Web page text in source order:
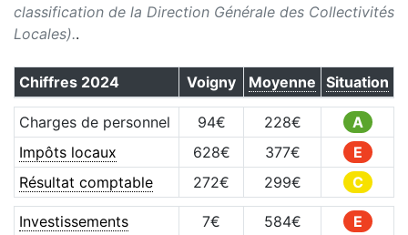
classification de la Direction Générale des Collectivités
Locales)..
Chiffres 2024 Voigny Moyenne Situation
Charges de personnel 94€ 228€
A
Impôts locaux
628€ 377€
E
Résultat comptable
272€ 299€ C
Investissements 7€ 584€
E